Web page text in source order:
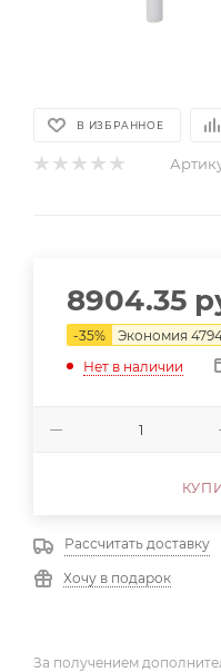
В ИЗБРАННОЕ
8904.35
-35% Экономия
Нет в наличии
Рассчитать доставку
Хочу в подарок
За получением